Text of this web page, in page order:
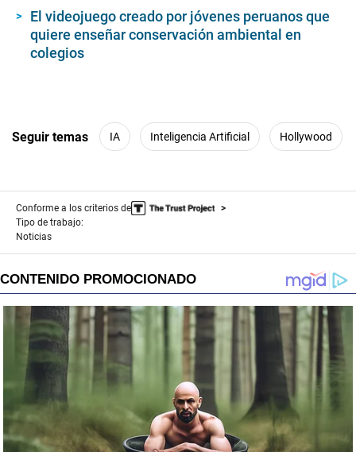
El videojuego creado por jóvenes peruanos que
quiere enseñar conservación ambiental en
colegios
Seguir temas IA Inteligencia Artificial Hollywood
Conforme a los criterios de
Tipo de trabajo:
Noticias